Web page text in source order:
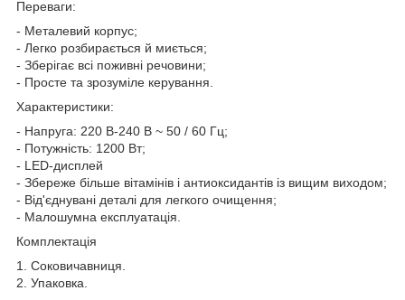
Переваги:
- Металевий корпус;
- Легко розбирається й миється;
- Зберігає всі поживні речовини;
- Просте та зрозуміле керування.
Характеристики:
- Напруга: 220 В-240 В ~ 50 / 60 Гц;
- Потужність: 1200 Вт;
- LED-дисплей
- Збереже більше вітамінів і антиоксидантів із вищим виходом;
- Від'єднувані деталі для легкого очищення;
- Малошумна експлуатація.
Комплектація
1. Соковичавниця.
2. Упаковка.